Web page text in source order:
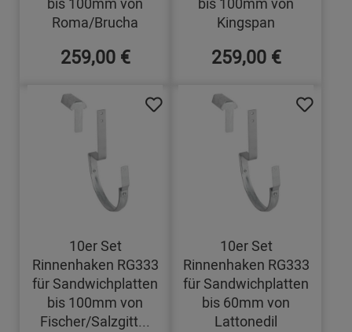
Roma/Brucha
259,00 €
Kingspan
259,00 €
10er Set
Rinnenhaken RG333
für Sandwichplatten
bis 100mm von
Fischer/Salzgitt...
10er Set
Rinnenhaken RG333
für Sandwichplatten
bis 60mm von
Lattonedil